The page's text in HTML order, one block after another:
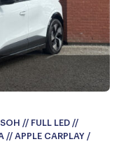
// FULL LED //
// APPLE CARPLAY /